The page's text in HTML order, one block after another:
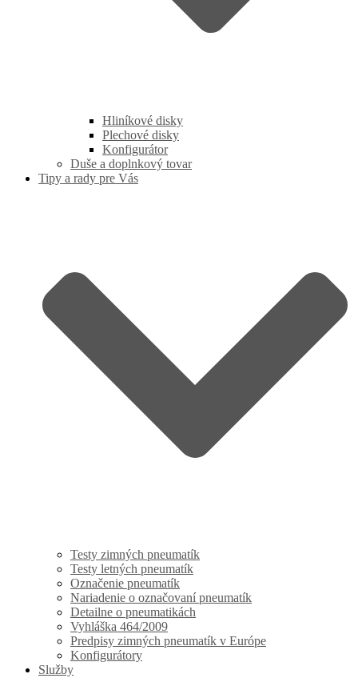
Hliníkové disky
Plechové disky
Konfigurátor
Duše a doplnkový tovar
Tipy a rady pre Vás
Testy zimných pneumatík
Testy letných pneumatík
Označenie pneumatík
Nariadenie o označovaní pneumatík
Detailne o pneumatikách
Vyhláška 464/2009
Predpisy zimných pneumatík v Európe
Konfigurátory
Služby